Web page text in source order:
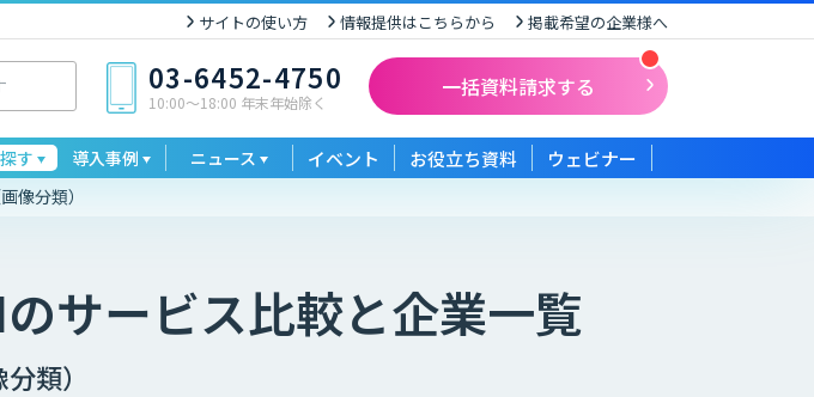
サイトの使い方 情報提供はこちらから 掲載希望の企業様へ
03-6452-4750
10:00〜18:00 年末年始除く
一括資料請求する
す 導入事例 ニュース イベント お役立ち資料 ウェビナー
像分類）
サービス比較と企業一覧
分類）